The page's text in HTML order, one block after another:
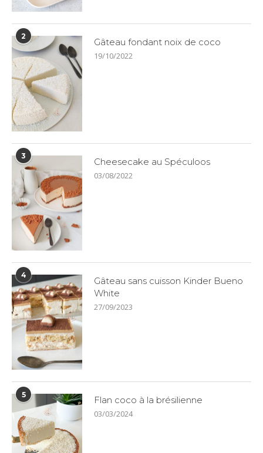
2
Gâteau fondant noix de coco
19/10/2022
3
Cheesecake au Spéculoos
03/08/2022
4
Gâteau sans cuisson Kinder Bueno
White
27/09/2023
5
Flan coco à la brésilienne
03/03/2024